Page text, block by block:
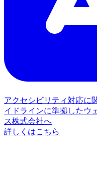
アクセシビリティ対応に
イドラインに準拠したウ
ス株式会社へ
詳しくはこちら